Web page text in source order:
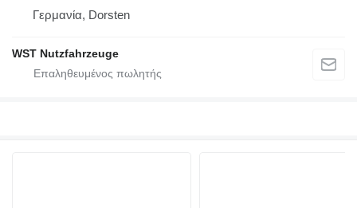
Γερμανία, Dorsten
WST Nutzfahrzeuge